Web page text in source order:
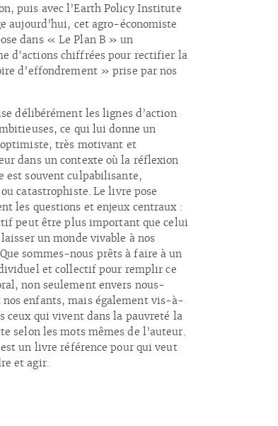
puis avec l’Earth Policy Institute
aujourd’hui, cet agro-économiste
dans « Le Plan B » un
d'actions chiffrées pour rectifier la
d’effondrement » prise par nos
délibérément les lignes d’action
ce qui lui donne un
optimiste, très motivant et
dans un contexte où la réflexion
est souvent culpabilisante,
catastrophiste. Le livre pose
les questions et enjeux centraux :
peut être plus important que celui
un monde vivable à nos
sommes-nous prêts à faire à un
et collectif pour remplir ce
non seulement envers nous-
nos enfants, mais également vis-à-
ceux qui vivent dans la pauvreté la
selon les mots mêmes de l’auteur.
est un livre référence pour qui veut
et agir.